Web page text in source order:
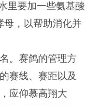
里要加一些氨基酸
母，以帮助消化并
。赛鸽的管理方
赛线、赛距以及
应仰慕高翔大